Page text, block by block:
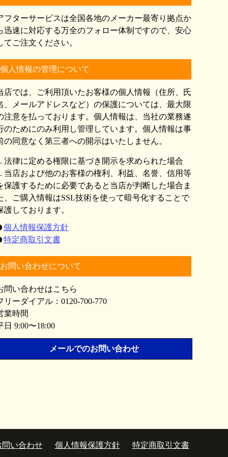
フターサービスは全国各地のメーカー最寄り拠点か
迅速に対応する万全のフォロー体制ですので、安心
てご注文ください。
個人情報の管理について
店では、ご利用頂いたお客様の個人情報（住所、氏
、メールアドレスなど）の保護については、最大限
注意を払っております。個人情報は、当社の業務遂
のためにのみ利用し管理しています。個人情報は事
の同意なく第三者への開示はいたしません。
法律に定める権限に基づき開示を求められた場合
当店および他のお客様の権利、利益、名誉、信用等
保護するために必要であると当店が判断した場合ま
、ご購入情報はSSL技術を使って暗号化することで
護しております。
個人情報保護方針
特定商取引文書
お問い合わせについて
問い合わせはこちら
リーダイアル：0120-700-770
業時間
日 9:00〜18:00
メールでのお問い合わせ
問い合わせ 個人情報保護方針 特定商取引文書